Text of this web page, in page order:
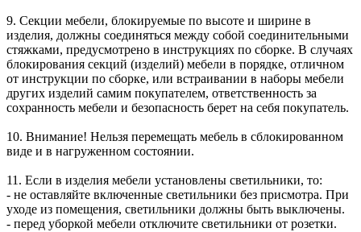
9. Секции мебели, блокируемые по высоте и ширине в
изделия, должны соединяться между собой соединительными
стяжками, предусмотрено в инструкциях по сборке. В случаях
блокирования секций (изделий) мебели в порядке, отличном
от инструкции по сборке, или встраивании в наборы мебели
других изделий самим покупателем, ответственность за
сохранность мебели и безопасность берет на себя покупатель.
10. Внимание! Нельзя перемещать мебель в сблокированном
виде и в нагруженном состоянии.
11. Если в изделия мебели установлены светильники, то:
- не оставляйте включенные светильники без присмотра. При
уходе из помещения, светильники должны быть выключены.
- перед уборкой мебели отключите светильники от розетки.